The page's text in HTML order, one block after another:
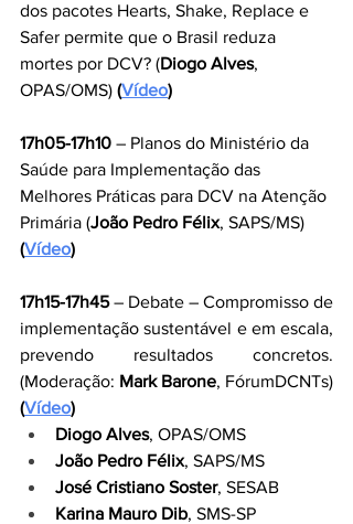
dos pacotes Hearts, Shake, Replace e
Safer permite que o Brasil reduza
mortes por DCV? (Diogo Alves,
OPAS/OMS) (Vídeo)
17h05-17h10 – Planos do Ministério da
Saúde para Implementação das
Melhores Práticas para DCV na Atenção
Primária (João Pedro Félix, SAPS/MS)
(Vídeo)
17h15-17h45 – Debate – Compromisso de
implementação sustentável e em escala,
prevendo resultados concretos.
(Moderação: Mark Barone
(Vídeo)
Diogo Alves, OPAS/OMS
João Pedro Félix, SAPS/MS
José Cristiano Soster, SESAB
Karina Mauro Dib, SMS-SP